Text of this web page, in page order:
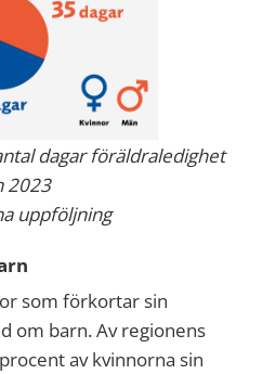
dagar föräldraledighet
2023
uppföljning
som förkortar sin
om barn. Av regionens
av kvinnorna sin